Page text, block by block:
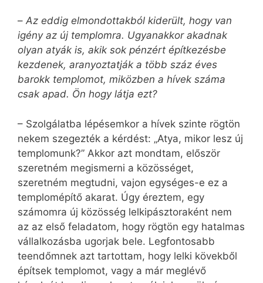
– Az eddig elmondottakból kiderült, hogy van
igény az új templomra. Ugyanakkor akadnak
olyan atyák is, akik sok pénzért építkezésbe
kezdenek, aranyoztatják a több száz éves
barokk templomot, miközben a hívek száma
csak apad. Ön hogy látja ezt?
– Szolgálatba lépésemkor a hívek szinte rögtön
nekem szegezték a kérdést: „Atya, mikor lesz új
templomunk?” Akkor azt mondtam, először
szeretném megismerni a közösséget,
szeretném megtudni, vajon egységes-e ez a
templomépítő akarat. Úgy éreztem, egy
számomra új közösség lelkipásztoraként nem
az az első feladatom, hogy rögtön egy hatalmas
vállalkozásba ugorjak bele. Legfontosabb
teendőmnek azt tartottam, hogy lelki kövekből
építsek templomot, vagy a már meglévő